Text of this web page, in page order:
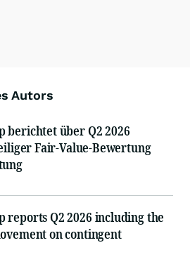
Autors
berichtet über Q2 2026
Fair-Value-Bewertung
reports Q2 2026 including the
on contingent